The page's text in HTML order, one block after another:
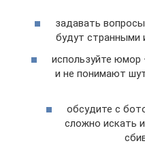
задавать
будут странными
используйте
и не понимают
обсудите с
сложно искать